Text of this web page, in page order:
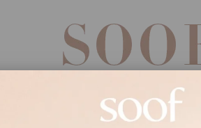
ALT GİYİM DIŞ GİYİM